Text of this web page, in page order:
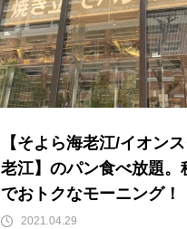
【そよら海老江/イオン
老江】のパン食べ放題。
でおトクなモーニング！
島/野田阪神駅/阪神野田駅
2021.04.29